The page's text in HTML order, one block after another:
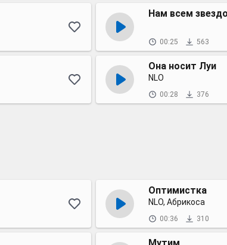
Нам всем
00:25 563
Она носит Луи
NLO
00:28 376
Оптимистка
NLO, Абрикоса
00:36 310